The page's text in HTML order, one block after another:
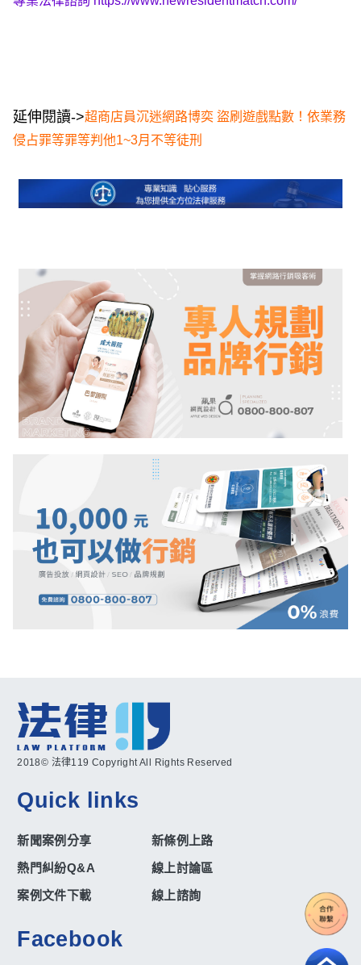
延伸閱讀->超商店員沉迷網路博奕 盜刷遊戲點數！依業務
侵占罪等罪等判他1~3月不等徒刑
2018© 法律119 Copyright All Rights Reserved
Quick links
新聞案例分享
新條例上路
熱門糾紛Q&A
線上討論區
案例文件下載
線上諮詢
Facebook